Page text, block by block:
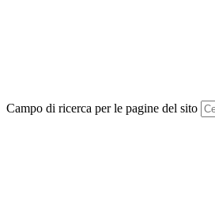
Campo di ricerca per le pagine del sito